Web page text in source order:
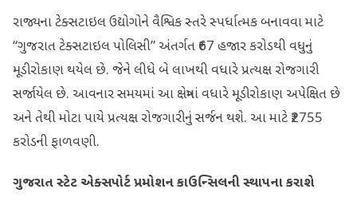
રાજ્યના ટેક્સટાઇલ ઉદ્યોગોને વૈશ્વિક સ્તરે સ્પર્ધાત્મક બનાવવા માટે
“ગુજરાત ટેક્સટાઇલ પોલિસી” અંતર્ગત ₹67 હજાર કરોડથી વધુનું
મૂડીરોકાણ થયેલ છે. જેને લીધે બે લાખથી વધારે પ્રત્યક્ષ રોજગારી
સર્જાયેલ છે. આવનાર સમયમાં આ ક્ષેત્રમાં વધારે મૂડીરોકાણ અપેક્ષિત છે
અને તેથી મોટા પાયે પ્રત્યક્ષ રોજગારીનું સર્જન થશે. આ માટે ₹2755
કરોડની ફાળવણી.
ગુજરાત સ્ટેટ એક્સપોર્ટ પ્રમોશન કાઉન્‍સિલની સ્થાપના કરાશે